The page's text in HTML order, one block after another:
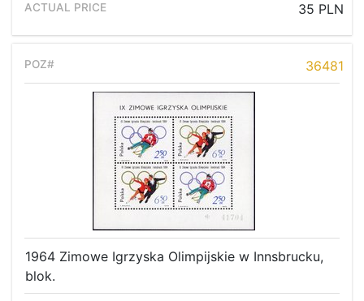
35 PLN
36481
1964 Zimowe Igrzyska Olimpijskie w Innsbrucku,
blok.